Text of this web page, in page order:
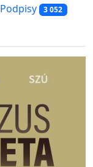
Podpisy 3 052